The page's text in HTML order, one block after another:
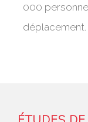
000
déplacement.